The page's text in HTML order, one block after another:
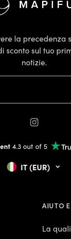
la precedenza
sconto sul tuo
notizie.
Instagram
4.3 out of 5
IT (EUR)
AIUTO
La